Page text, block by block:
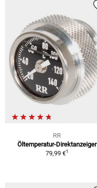
RR
Öltemperatur-Direktanzeiger
79,99 €1